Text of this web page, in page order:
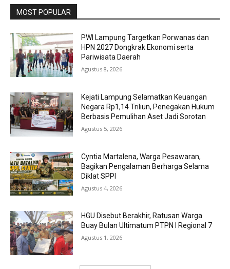
MOST POPULAR
PWI Lampung Targetkan Porwanas dan
HPN 2027 Dongkrak Ekonomi serta
Pariwisata Daerah
Agustus 8, 2026
Kejati Lampung Selamatkan Keuangan
Negara Rp1,14 Triliun, Penegakan Hukum
Berbasis Pemulihan Aset Jadi Sorotan
Agustus 5, 2026
Cyntia Martalena, Warga Pesawaran,
Bagikan Pengalaman Berharga Selama
Diklat SPPI
Agustus 4, 2026
HGU Disebut Berakhir, Ratusan Warga
Buay Bulan Ultimatum PTPN I Regional 7
Agustus 1, 2026